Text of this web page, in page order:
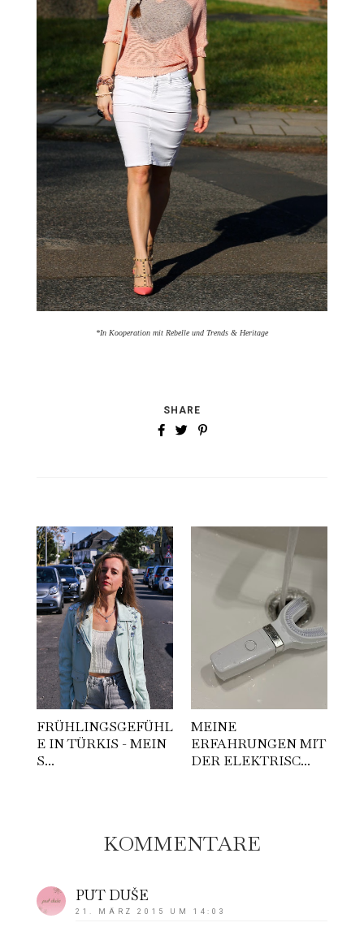
*In Kooperation mit Rebelle und Trends & Heritage
SHARE
FRÜHLINGSGEFÜHL
E IN TÜRKIS - MEIN
S...
MEINE
ERFAHRUNGEN MIT
DER ELEKTRISC...
KOMMENTARE
PUT DUŠE
21. MÄRZ 2015 UM 14:03